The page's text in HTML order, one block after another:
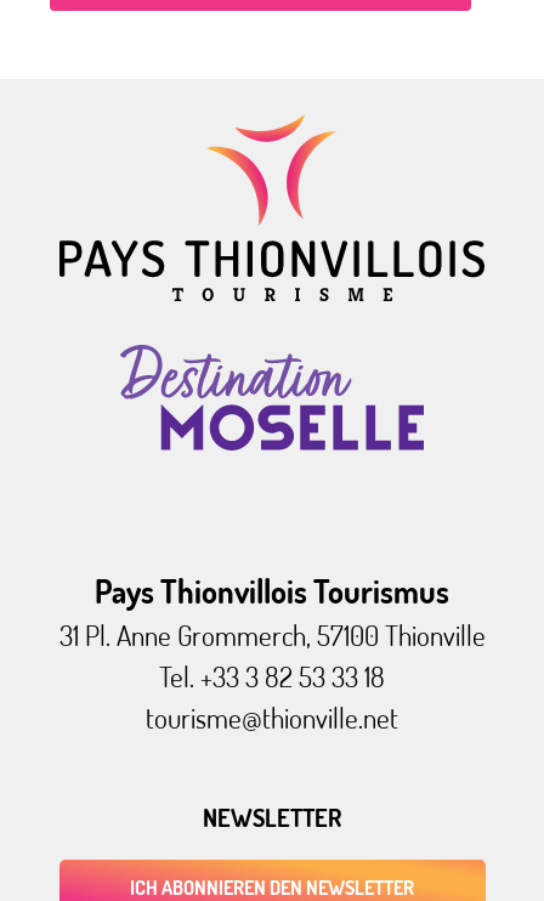
Pays Thionvillois Tourismus
31 Pl. Anne Grommerch, 57100 Thionville
Tel. +33 3 82 53 33 18
tourisme@thionville.net
NEWSLETTER
ICH ABONNIEREN DEN NEWSLETTER